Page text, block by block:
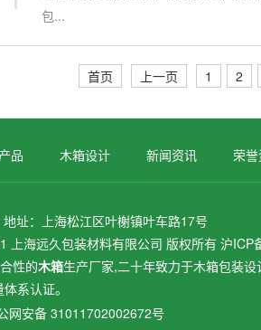
包...
首页 上一页 1 2
品 木箱设计 新闻资讯 荣
址：上海松江区叶榭镇叶车路17号
上海远久包装材料有限公司 版权所有 沪ICP
性的木箱生产厂家,二十年致力于木箱包装设
系认证。
网安备 31011702002672号